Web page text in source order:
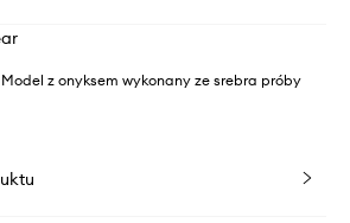
z onyksem wykonany ze srebra próby